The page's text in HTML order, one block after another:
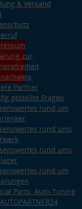
& Versand
zur
Partner
gestellte Fragen
rund um
rund ums
rund ums
rund um
Parts: Auto-Tuning